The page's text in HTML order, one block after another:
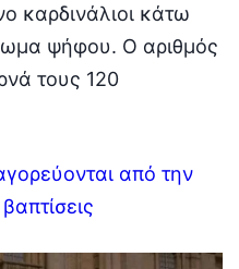
καρδινάλιοι κάτω
ψήφου. Ο αριθμός
τους 120
από την